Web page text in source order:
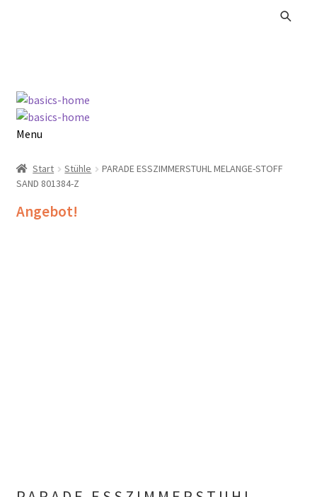
Zur
Navigation
springen
Zum
Inhalt
springen
Menu
Alle Produkte
Start Stühle
PARADE ESSZIMMERSTUHL MELANGE-STOFF
SAND 801384-Z
Angebot!